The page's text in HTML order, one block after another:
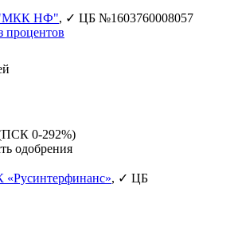
НФ", ✓ ЦБ №1603760008057
процентов
0-292%)
одобрения
, ✓ ЦБ